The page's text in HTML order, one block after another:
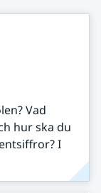
Vad
hur ska du
I